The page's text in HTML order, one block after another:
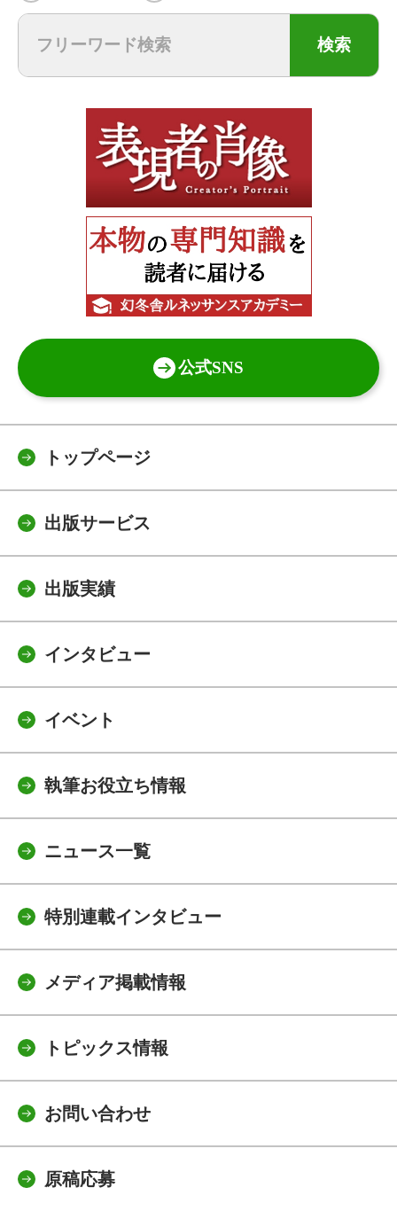
検索
公式SNS
トップページ
出版サービス
出版実績
インタビュー
イベント
執筆お役立ち情報
ニュース一覧
特別連載インタビュー
メディア掲載情報
トピックス情報
お問い合わせ
原稿応募